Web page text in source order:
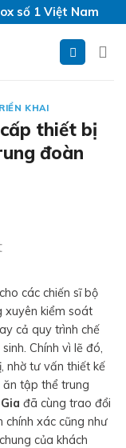
số 1 Việt Nam
KHAI
thiết bị
đoàn
các chiến sĩ bộ
xuyên kiểm soát
cả quy trình chế
Chính vì lẽ đó,
nhờ tư vấn thiết kế
tập thể trung
đã cùng trao đổi
xác cũng như
của khách